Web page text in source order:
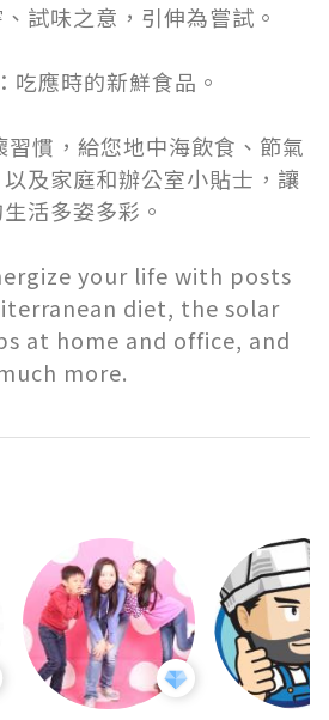
、試味之意，引伸為嘗試。
吃應時的新鮮食品。
慣，給您地中海飲食、節氣
及家庭和辦公室小貼士，讓
活多姿多彩。
your life with posts
diet, the solar
at home and office, and
more.